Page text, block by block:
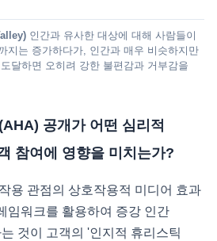
인간과 유사한 대상에 대해 사람들이
지는 증가하다가, 인간과 매우 비슷하지만
달하면 오히려 강한 불편감과 거부감을
공개가 어떤 심리적
참여에 영향을 미치는가?
용 관점의 상호작용적 미디어 효과
임워크를 활용하여 증강 인간
것이 고객의 '인지적 휴리스틱